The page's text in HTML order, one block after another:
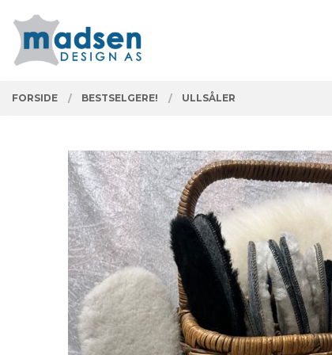
innholdet
PRODUKTER
Lukk
FORSIDE BESTSELGERE! ULLSÅLER